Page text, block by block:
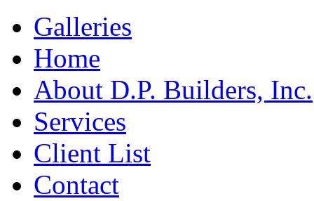
Galleries
Home
About D.P. Builders, Inc.
Services
Client List
Contact